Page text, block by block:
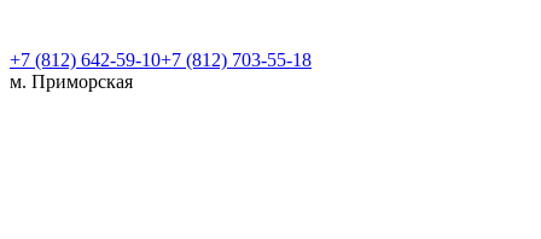
+7 (812) 642-59-10+7 (812) 703-55-18
м. Приморская